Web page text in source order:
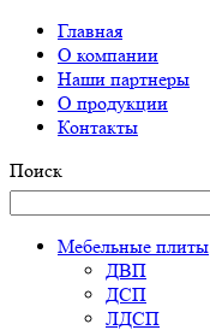
Главная
О компании
Наши партнеры
О продукции
Контакты
Поиск
Мебельные плиты
ДВП
ДСП
ЛДСП